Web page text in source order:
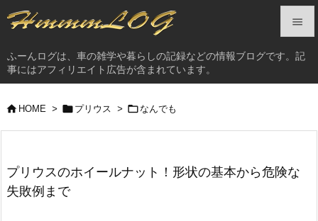
ふーんログは、車の雑学や暮らしの記録などの情報ブログです。記
事にはアフィリエイト広告が含まれています。




次へ
 HOME >  プリウス >  なんでも
プリウスのホイールナット！形状の基本から危険な
失敗例まで